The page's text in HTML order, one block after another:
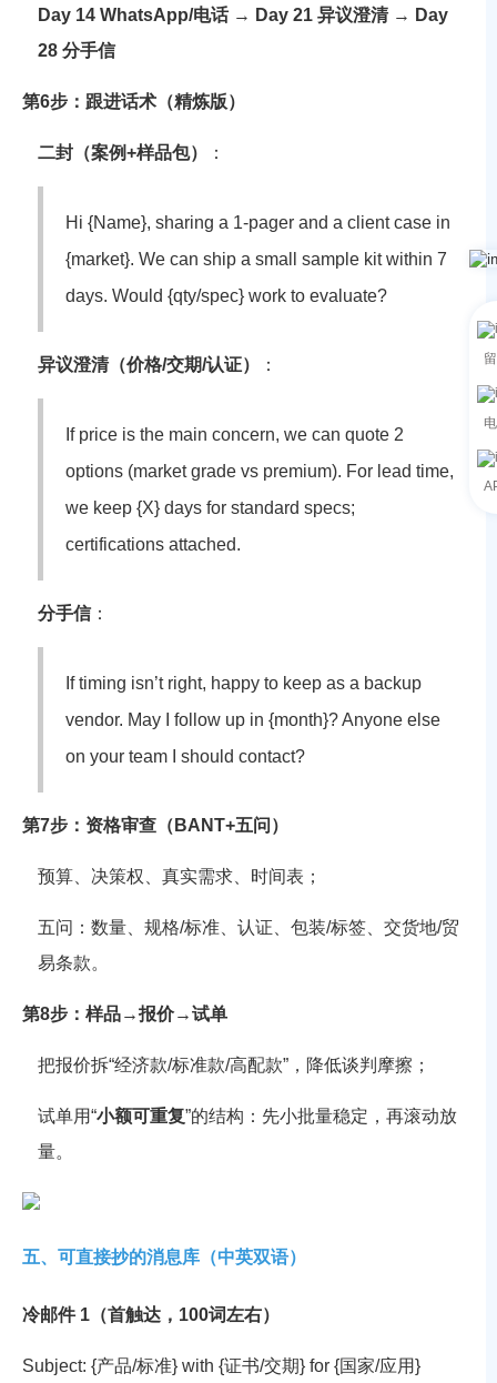
Day 14 WhatsApp/电话→ Day 21 异议澄清→ Day
28 分手信
第6步：跟进话术（精炼版）
二封（案例+样品包） ：
Hi {Name}, sharing a 1-pager and a client case in
{market}. We can ship a small sample kit within 7
days. Would {qty/spec} work to evaluate?
异议澄清（价格/交期/认证） ：
If price is the main concern, we can quote 2
options (market grade vs premium). For lead time,
we keep {X} days for standard specs;
certifications attached.
分手信：
If timing isn’t right, happy to keep as a backup
vendor. May I follow up in {month}? Anyone else
on your team I should contact?
第7步：资格审查（BANT+五问）
预算、决策权、真实需求、时间表；
五问：数量、规格/标准、认证、包装/标签、交货地/贸
易条款。
第8步：样品→报价→试单
把报价拆“经济款/标准款/高配款”，降低谈判摩擦；
试单用“小额可重复”的结构：先小批量稳定，再滚动放
量。
五、可直接抄的消息库（中英双语）
冷邮件 1（首触达，100词左右）
Subject: {产品/标准} with {证书/交期} for {国家/应用}